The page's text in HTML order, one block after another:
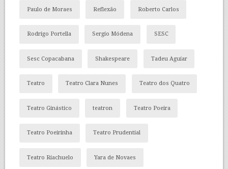
Paulo de Moraes Reflexão Roberto Carlos
Rodrigo Portella Sergio Módena SESC
Sesc Copacabana Shakespeare Tadeu Aguiar
Teatro Teatro Clara Nunes Teatro dos Quatro
Teatro Ginástico teatron Teatro Poeira
Teatro Poeirinha Teatro Prudential
Teatro Riachuelo Yara de Novaes